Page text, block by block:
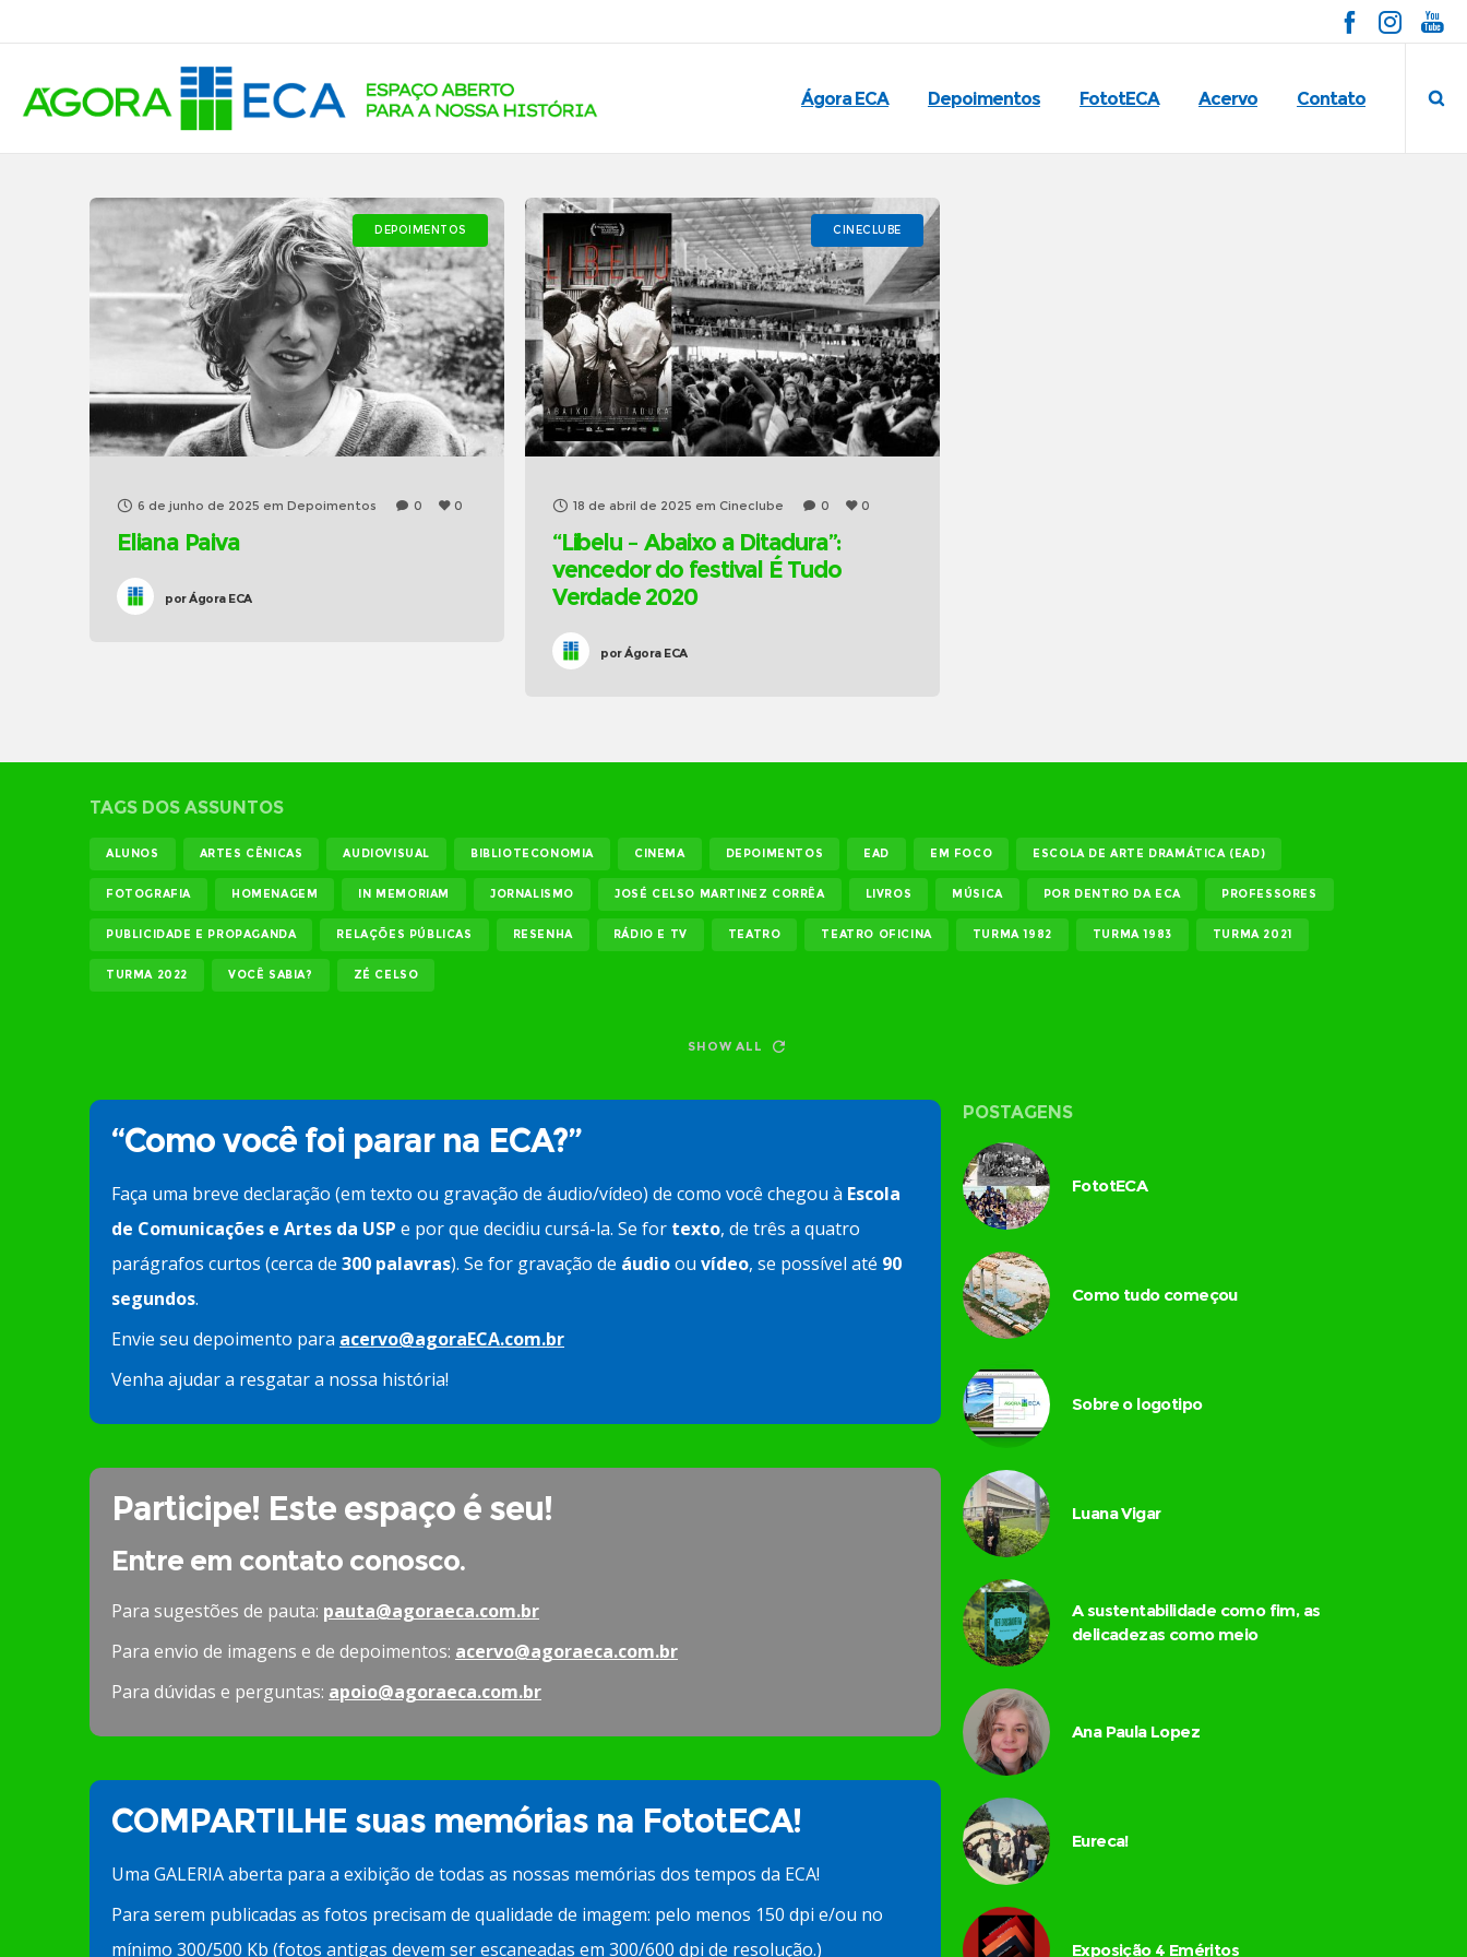
Ágora ECA Depoimentos FototECA Acervo Contato
DEPOIMENTOS
6 de junho de 2025 em Depoimentos 0 0
Eliana Paiva
porÁgora ECA
CINECLUBE
18 de abril de 2025 em Cineclube 0 0
“Libelu – Abaixo a Ditadura”:
vencedor do festival É Tudo
Verdade 2020
porÁgora ECA
TAGS DOS ASSUNTOS
ALUNOS ARTES CÊNICAS AUDIOVISUAL BIBLIOTECONOMIA CINEMA DEPOIMENTOS EAD EM FOCO ESCOLA DE ARTE DRAMÁTICA (EAD)
FOTOGRAFIA HOMENAGEM IN MEMORIAM JORNALISMO JOSÉ CELSO MARTINEZ CORRÊA LIVROS MÚSICA POR DENTRO DA ECA PROFESSORES
PUBLICIDADE E PROPAGANDA RELAÇÕES PÚBLICAS RESENHA RÁDIO E TV TEATRO TEATRO OFICINA TURMA 1982 TURMA 1983 TURMA 2021
TURMA 2022 VOCÊ SABIA? ZÉ CELSO
SHOW ALL
“Como você foi parar na ECA?”
Faça uma breve declaração (em texto ou gravação de áudio/vídeo) de como você chegou à Escola
de Comunicações e Artes da USP e por que decidiu cursá-la. Se for texto, de três a quatro
parágrafos curtos (cerca de 300 palavras). Se for gravação de áudioou vídeo, se possível até 90
segundos.
Envie seu depoimento para acervo@agoraECA.com.br
Venha ajudar a resgatar a nossa história!
Participe! Este espaço é seu!
Entre em contato conosco.
Para sugestões de pauta: pauta@agoraeca.com.br
Para envio de imagens e de depoimentos: acervo@agoraeca.com.br
Para dúvidas e perguntas: apoio@agoraeca.com.br
COMPARTILHE suas memórias na FototECA!
Uma GALERIA aberta para a exibição de todas as nossas memórias dos tempos da ECA!
Para serem publicadas as fotos precisam de qualidade de imagem: pelo menos 150 dpi e/ou no
mínimo 300/500 Kb (fotos antigas devem ser escaneadas em 300/600 dpi de resolução.)
POSTAGENS
FototECA
Como tudo começou
Sobre o logotipo
Luana Vigar
A sustentabilidade como fim, as
delicadezas como meio
Ana Paula Lopez
Eureca!
Exposição 4 Eméritos